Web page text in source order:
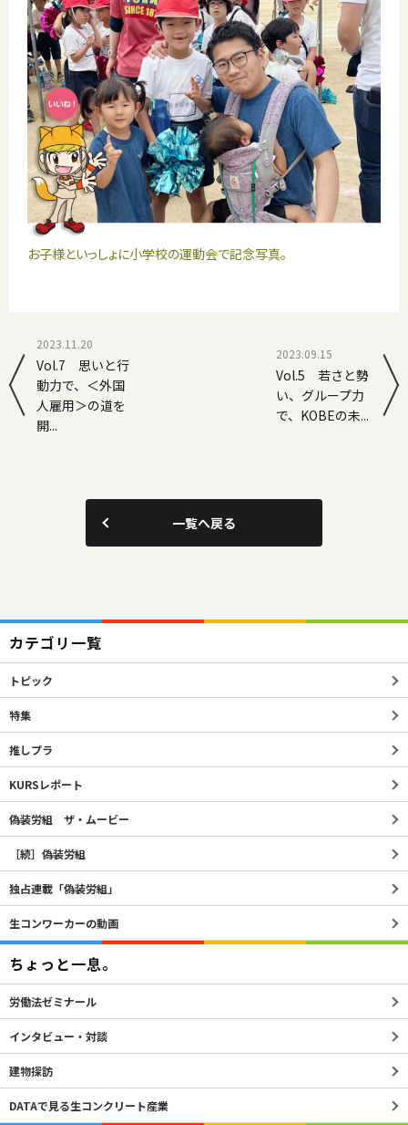
お子様といっしょに小学校の運動会で記念写真。
2023.11.20
Vol.7 思いと行
動力で、＜外国
人雇用＞の道を
開...
2023.09.15
Vol.5 若さと勢
い、グループ力
で、KOBEの未...
一覧へ戻る
カテゴリ一覧
トピック
特集
推しプラ
KURSレポート
偽装労組 ザ・ムービー
［続］偽装労組
独占連載「偽装労組」
生コンワーカーの動画
ちょっと一息。
労働法ゼミナール
インタビュー・対談
建物探訪
DATAで見る生コンクリート産業